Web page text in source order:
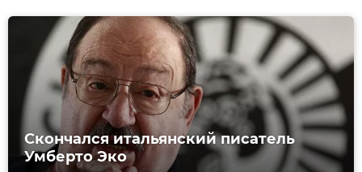
Скончался итальянский писатель
Умберто Эко